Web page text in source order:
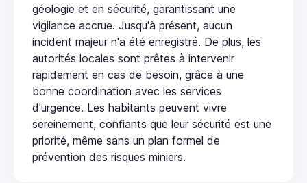
géologie et en sécurité, garantissant une
vigilance accrue. Jusqu'à présent, aucun
incident majeur n'a été enregistré. De plus, les
autorités locales sont prêtes à intervenir
rapidement en cas de besoin, grâce à une
bonne coordination avec les services
d'urgence. Les habitants peuvent vivre
sereinement, confiants que leur sécurité est une
priorité, même sans un plan formel de
prévention des risques miniers.